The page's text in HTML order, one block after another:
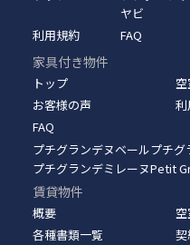
ヤビ
利用規約
FAQ
家具付き物件
トップ
空
お客様の声
FAQ
プチグランデヌベールプチグ
プチグランデミレーヌPetit
賃貸物件
概要
空
各種書類一覧